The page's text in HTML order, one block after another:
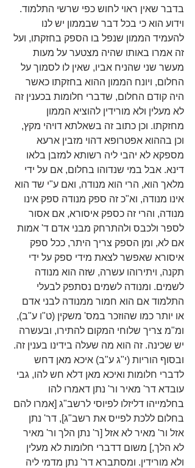
בדבר שאין ראוי לחוש כפי שרשי התלמוד.
וידוע הוא כי בכל דבר שבממון יש לנו
להעמיד הממון שנפל בו הספק בחזקתו, ועל
זה אמרו באותו שהיה מצטער על מעות
מעשר שני שהניח אביו, שאין לו לסמוך על
החלום, ויונח הממון ההוא בחזקתו כאשר
היה קודם החלום, שדברי חלומות בכענין זה
לא מעלין ולא מורידין להוציא הממון
מחזקתו. וכן כתוב זה בשאלתא דויהי מקץ,
וכן בההוא אפטרופא דהוי מזבין ארעא
מספקא לא יהבי ליה רשותא למזבן בלאו
דינא. אבל במי שנדוהו בחלום, אם על ידי
מלאך הוא, הרי הוא מנודה, ואם ע"י שד הוא
אינו מנודה, וא"כ זה ספק מנודה ספק אינו
מנודה, והרי זה כספק איסורא, אם אסור
לספר ולכבס ולהתרחק מבני אדם ד' אמות
אם לא, ומן הספק צריך היתר, ככל ספק
איסורא שאפשר לצאת מידי ספק על ידי
תקנה, ויתירוהו עשרה, שזה הוא מנודה
לשמים. ומנודה לשמים נסתפק לבעלי
התלמוד אם הוא חמור ממנודה לבני אדם
או יותר כמו שהוזכר במס' משקין (ט"ו ע"ב),
ומ"מ צריך שלוחי המקום להתירו, ובעשרה
יש שכינה. זה הוא מה שעלה בידינו בענין זה.
ובסוף הוריות (י"ג ע"ב) איכא מאן דחש
לדברי חלומות ואיכא מאן דלא חש להו, גבי
עובדא דר' מאיר ור' נתן דאמרו להו
בחלמייהו דליזלו לפיוסי לרשב"ג [אמרו להם
בחלום ללכת לפייס את רשב"ג], דר' נתן
אזל ור' מאיר לא אזל [ר' נתן הלך ור' מאיר
לא הלך,] משום דדברי חלומות לא מעלין
ולא מורידין. ומסתברא דר' נתן מדמי ליה